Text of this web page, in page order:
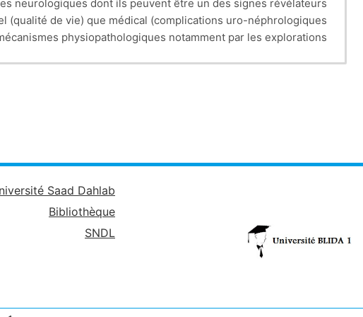
neurologiques dont ils peuvent être un des signes révélateurs.
de vie) que médical (complications uro-néphrologiques).
physiopathologiques notamment par les explorations
Saad Dahlab
Bibliothèque
SNDL